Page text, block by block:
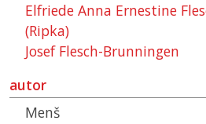
Elfriede Anna Ernestine
(Ripka)
Josef Flesch-Brunningen
autor
Menš